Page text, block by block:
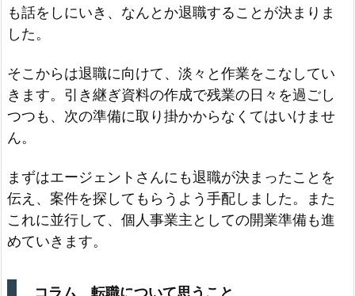
も話をしにいき、なんとか退職することが決まりま
した。
そこからは退職に向けて、淡々と作業をこなしてい
きます。引き継ぎ資料の作成で残業の日々を過ごし
つつも、次の準備に取り掛かからなくてはいけませ
ん。
まずはエージェントさんにも退職が決まったことを
伝え、案件を探してもらうよう手配しました。また
これに並行して、個人事業主としての開業準備も進
めていきます。